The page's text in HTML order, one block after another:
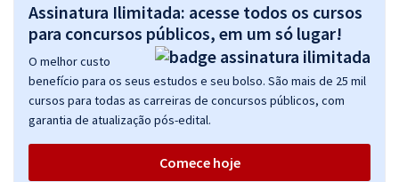
Assinatura Ilimitada: acesse todos os cursos
para concursos públicos, em um só lugar!
O melhor custo
benefício para os seus estudos e seu bolso. São mais de 25 mil
cursos para todas as carreiras de concursos públicos, com
garantia de atualização pós-edital.
Comece hoje